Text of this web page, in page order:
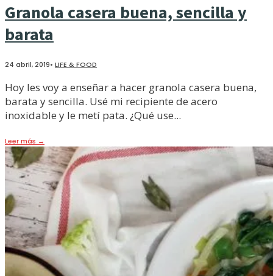
Granola casera buena, sencilla y
barata
24 abril, 2019• LIFE & FOOD
Hoy les voy a enseñar a hacer granola casera buena,
barata y sencilla. Usé mi recipiente de acero
inoxidable y le metí pata. ¿Qué use...
Leer más →